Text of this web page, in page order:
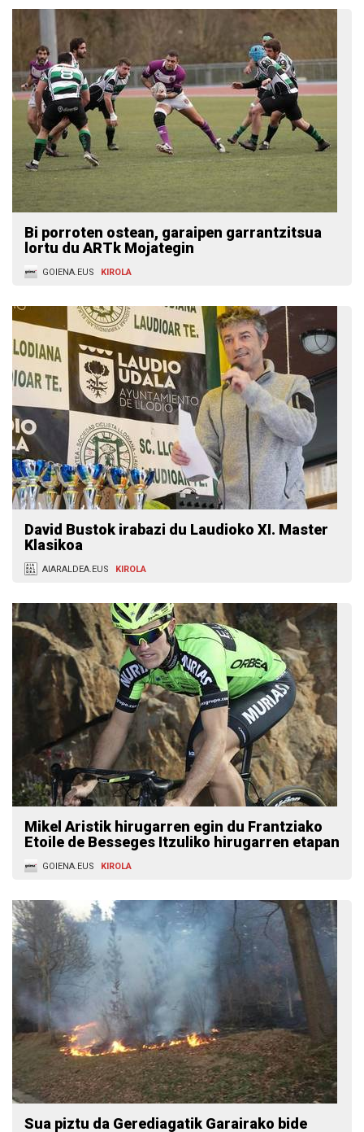
Bi porroten ostean, garaipen garrantzitsua
lortu du ARTk Mojategin
GOIENA.EUS KIROLA
David Bustok irabazi du Laudioko XI. Master
Klasikoa
AIARALDEA.EUS KIROLA
Mikel Aristik hirugarren egin du Frantziako
Etoile de Besseges Itzuliko hirugarren etapan
GOIENA.EUS KIROLA
Sua piztu da Gerediagatik Garairako bide